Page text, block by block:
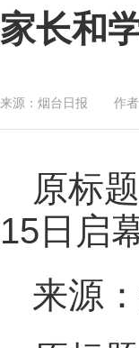
家长和
来源： 烟台日报 作者
原标
15日启
来源